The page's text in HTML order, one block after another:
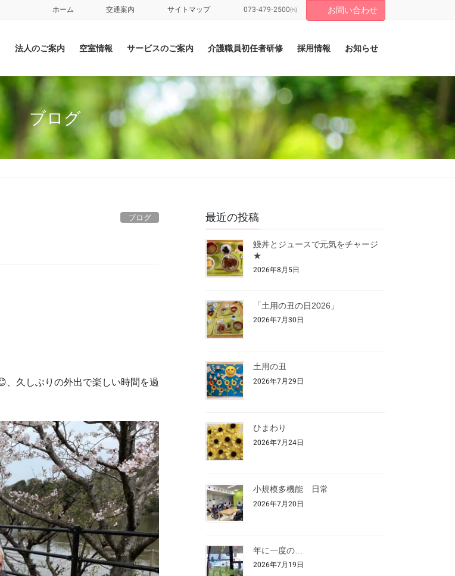
ホーム 交通案内 サイトマップ 073-479-2500㈹ お問い合わせ
法人のご案内 空室情報 サービスのご案内 介護職員初任者研修 採用情報 お知らせ
ブログ
ブログ
、久しぶりの外出で楽しい時間を過
最近の投稿
鰻丼とジュースで元気をチャージ
★
2026年8月5日
「土用の丑の日2026」
2026年7月30日
土用の丑
2026年7月29日
ひまわり
2026年7月24日
小規模多機能 日常
2026年7月20日
年に一度の…
2026年7月19日